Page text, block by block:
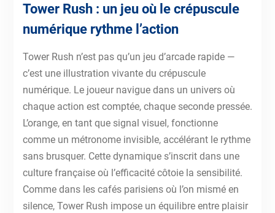
Tower Rush : un jeu où le crépuscule
numérique rythme l’action
Tower Rush n’est pas qu’un jeu d’arcade rapide —
c’est une illustration vivante du crépuscule
numérique. Le joueur navigue dans un univers où
chaque action est comptée, chaque seconde pressée.
L’orange, en tant que signal visuel, fonctionne
comme un métronome invisible, accélérant le rythme
sans brusquer. Cette dynamique s’inscrit dans une
culture française où l’efficacité côtoie la sensibilité.
Comme dans les cafés parisiens où l’on mismé en
silence, Tower Rush impose un équilibre entre plaisir